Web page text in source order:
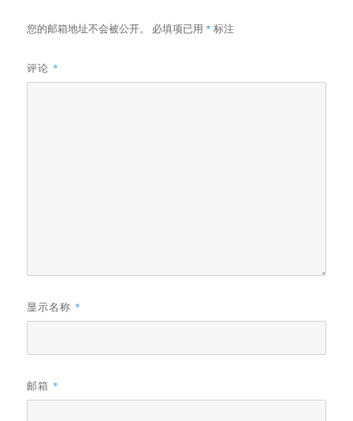
您的邮箱地址不会被公开。 必填项已用 * 标注
评论 *
显示名称 *
邮箱 *